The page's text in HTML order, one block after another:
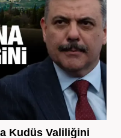
Kudüs Valiliğini